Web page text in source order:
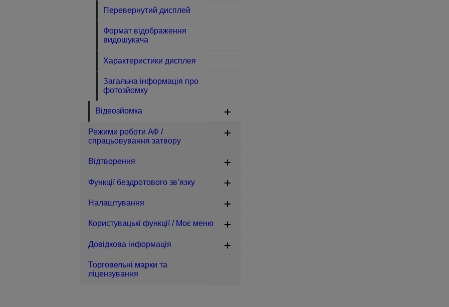
Перевернутий дисплей
Формат відображення
видошукача
Характеристики дисплея
Загальна інформація про
фотозйомку
Відеозйомка
Режими роботи АФ /
спрацьовування затвору
Відтворення
Функції бездротового зв’язку
Налаштування
Користувацькі функції / Моє меню
Довідкова інформація
Торговельні марки та
ліцензування